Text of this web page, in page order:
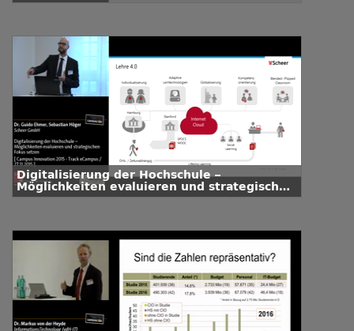
Digitalisierung der Hochschule –
Möglichkeiten evaluieren und strategischen
Fokus setzen